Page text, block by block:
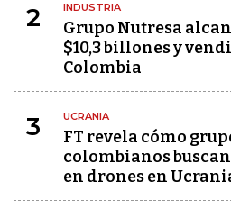
2 INDUSTRIA
Grupo Nutresa
$10,3 billones y
Colombia
3 UCRANIA
FT revela cómo
colombianos
en drones en